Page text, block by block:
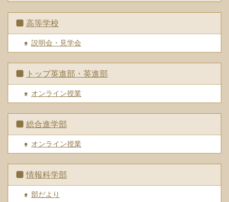
高等学校
説明会・見学会
トップ英進部・英進部
オンライン授業
総合進学部
オンライン授業
情報科学部
部だより